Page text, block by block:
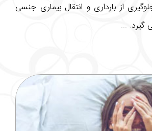
از بارداری و انتقال بیماری جنسی
گیرد. ...